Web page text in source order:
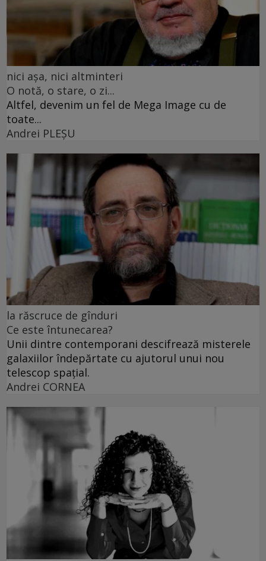
nici așa, nici altminteri
O notă, o stare, o zi...
Altfel, devenim un fel de Mega Image cu de
toate...
Andrei PLEŞU
la răscruce de gînduri
Ce este întunecarea?
Unii dintre contemporani descifrează misterele
galaxiilor îndepărtate cu ajutorul unui nou
telescop spațial.
Andrei CORNEA